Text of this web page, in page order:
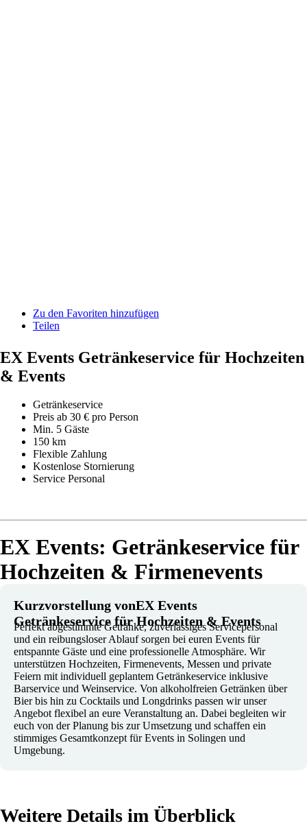
Zu den Favoriten hinzufügen
Teilen
EX Events Getränkeservice für Hochzeiten
& Events
Getränkeservice
Preis ab 30 € pro Person
Min. 5 Gäste
150 km
Flexible Zahlung
Kostenlose Stornierung
Service Personal
EX Events: Getränkeservice für
Hochzeiten & Firmenevents
Kurzvorstellung vonEX Events
Getränkeservice für Hochzeiten & Events
Perfekt abgestimmte Getränke, zuverlässiges Servicepersonal
und ein reibungsloser Ablauf sorgen bei euren Events für
entspannte Gäste und eine professionelle Atmosphäre. Wir
unterstützen Hochzeiten, Firmenevents, Messen und private
Feiern mit individuell geplantem Getränkeservice inklusive
Barservice und Weinservice. Von alkoholfreien Getränken über
Bier bis hin zu Cocktails und Longdrinks passen wir unser
Angebot flexibel an eure Veranstaltung an. Dabei begleiten wir
euch von der Planung bis zur Umsetzung und schaffen ein
stimmiges Gesamtkonzept für Events in Solingen und
Umgebung.
Weitere Details im Überblick